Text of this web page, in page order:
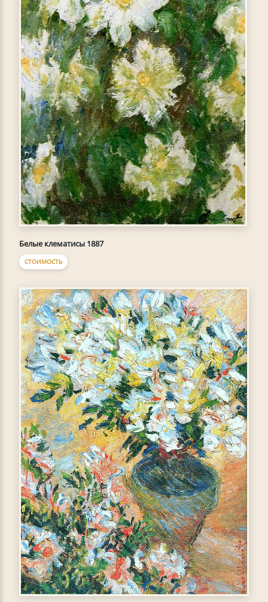
Белые клематисы 1887
СТОИМОСТЬ